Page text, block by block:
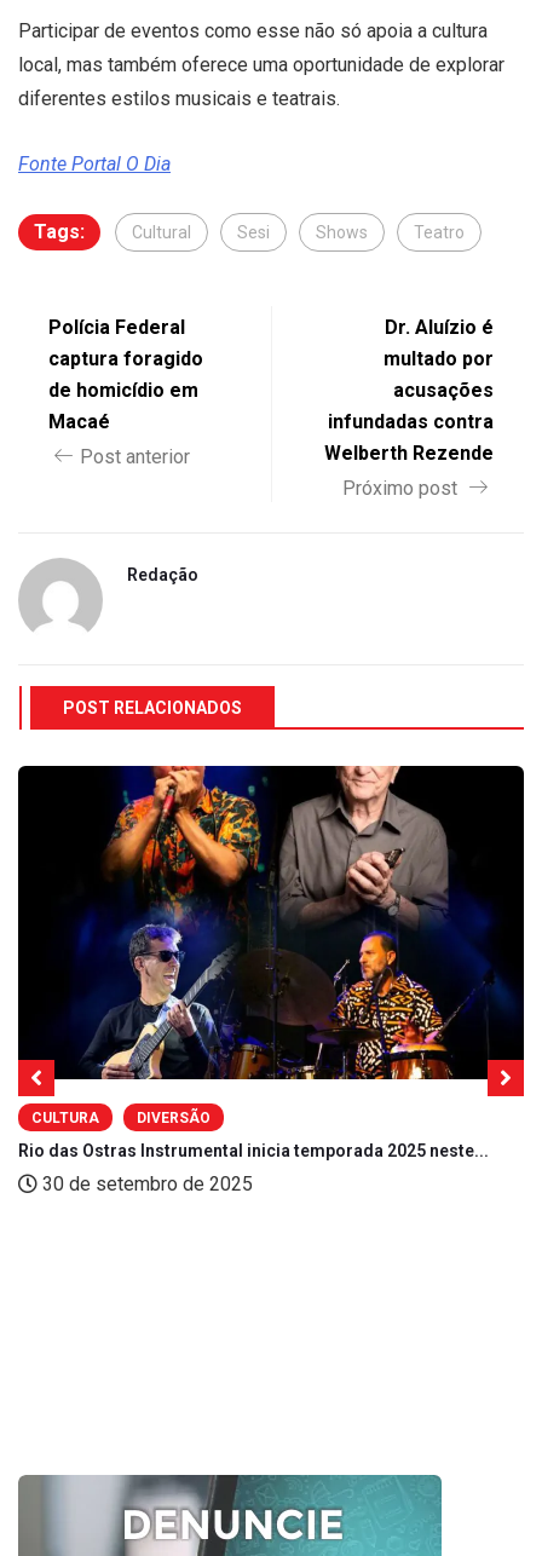
Participar de eventos como esse não só apoia a cultura
local, mas também oferece uma oportunidade de explorar
diferentes estilos musicais e teatrais.
Fonte Portal O Dia
Tags: Cultural Sesi Shows Teatro
Polícia Federal
captura foragido
de homicídio em
Macaé
Post anterior
Dr. Aluízio é
multado por
acusações
infundadas contra
Welberth Rezende
Próximo post
Redação
POST RELACIONADOS
CULTURA DIVERSÃO
Rio das Ostras Instrumental inicia temporada 2025 neste...
30 de setembro de 2025